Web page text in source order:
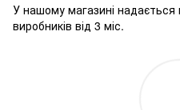
У нашому магазині надається
виробників від 3 міс.